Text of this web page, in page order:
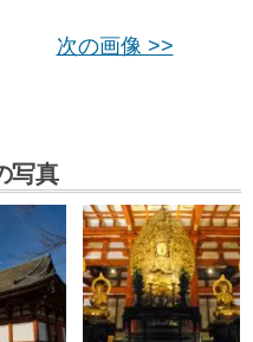
次の画像 >>
写真